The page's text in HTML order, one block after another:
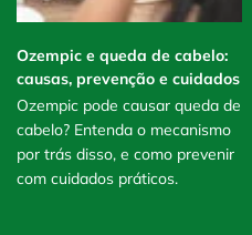
Ozempic e queda de cabelo:
causas, prevenção e cuidados
Ozempic pode causar queda de
cabelo? Entenda o mecanismo
por trás disso, e como prevenir
com cuidados práticos.